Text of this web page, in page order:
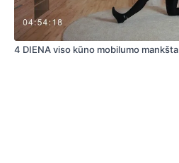
4 DIENA viso kūno mobilumo mankšta